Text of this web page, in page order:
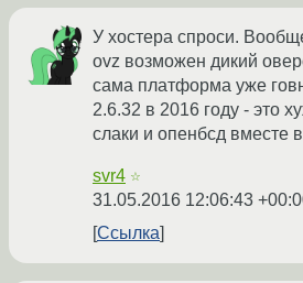
У хостера спроси.
ovz возможен дикий
сама платформа уже
2.6.32 в 2016 году - это
слаки и опенбсд вместе
svr4 ☆
31.05.2016 12:06:43
Ссылка